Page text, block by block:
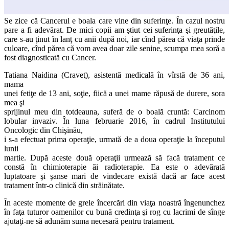
Se zice că Cancerul e boala care vine din suferinţe. În cazul nostru
pare a fi adevărat. De mici copii am ştiut cei suferinţa şi greutăţile,
care s-au ţinut în lanţ cu anii după noi, iar cînd părea că viaţa prinde
culoare, cînd părea că vom avea doar zile senine, scumpa mea soră a
fost diagnosticată cu Cancer.
Tatiana Naidina (Craveţ), asistentă medicală în vîrstă de 36 ani,
mama
unei fetiţe de 13 ani, soţie, fiică a unei mame răpusă de durere, sora
mea şi
sprijinul meu din totdeauna, suferă de o boală cruntă: Carcinom
lobular invaziv. În luna februarie 2016, în cadrul Institutului
Oncologic din Chişinău,
i s-a efectuat prima operaţie, urmată de a doua operaţie la începutul
lunii
martie. După aceste două operaţii urmează să facă tratament ce
constă în chimioterapie ăi radioterapie. Ea este o adevărată
luptatoare şi şanse mari de vindecare există dacă ar face acest
tratament într-o clinică din străinătate.
În aceste momente de grele încercări din viaţa noastră îngenunchez
în faţa tuturor oamenilor cu bună credinţa şi rog cu lacrimi de sînge
ajutaţi-ne să adunăm suma necesară pentru tratament.